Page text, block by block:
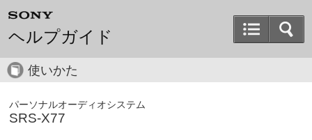
ヘルプガイド
使いかた
パーソナルオーディオシステム
SRS-X77